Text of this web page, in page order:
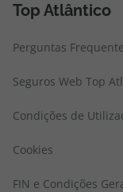
Top Atlântico
Perguntas
Seguros Web Top
Condições de
Cookies
FIN e Condições